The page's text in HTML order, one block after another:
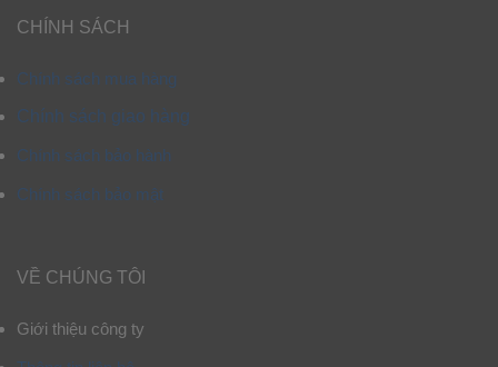
CHÍNH SÁCH
Chính sách mua hàng
Chính sách giao hàng
Chính sách bảo hành
Chính sách bảo mật
VỀ CHÚNG TÔI
Giới thiệu công ty